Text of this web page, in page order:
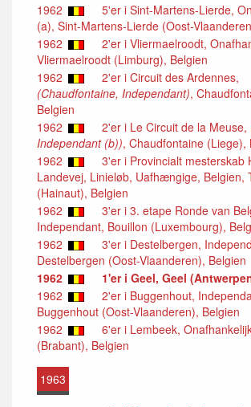
1962
5'er i Sint-Martens-Lierde,
(a), Sint-Martens-Lierde (Oost-
1962
2'er i Vliermaelroodt,
Vliermaelroodt (Limburg), Belgien
1962
2'er i Circuit des Ardennes,
(Chaudfontaine, Independant),
Belgien
1962
2'er i Le Circuit de la Meuse,
Independant (b)), Chaudfontaine (Liege),
1962
3'er i Provincialt mesterskab
Landevej, Linieløb, Uafhængige, Belgien,
(Hainaut), Belgien
1962
3'er i 3. etape Ronde van
Independant, Bouillon (Luxembourg),
1962
3'er i Destelbergen,
Destelbergen (Oost-Vlaanderen), Belgien
1962
1'er i Geel, Geel
1962
2'er i Buggenhout,
Buggenhout (Oost-Vlaanderen), Belgien
1962
6'er i Lembeek,
(Brabant), Belgien
1963